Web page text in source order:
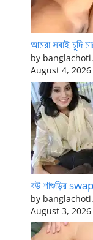
আমরা সবাই চুদি
by
August 4, 2026
বউ শাশুড়ির
by
August 3, 2026